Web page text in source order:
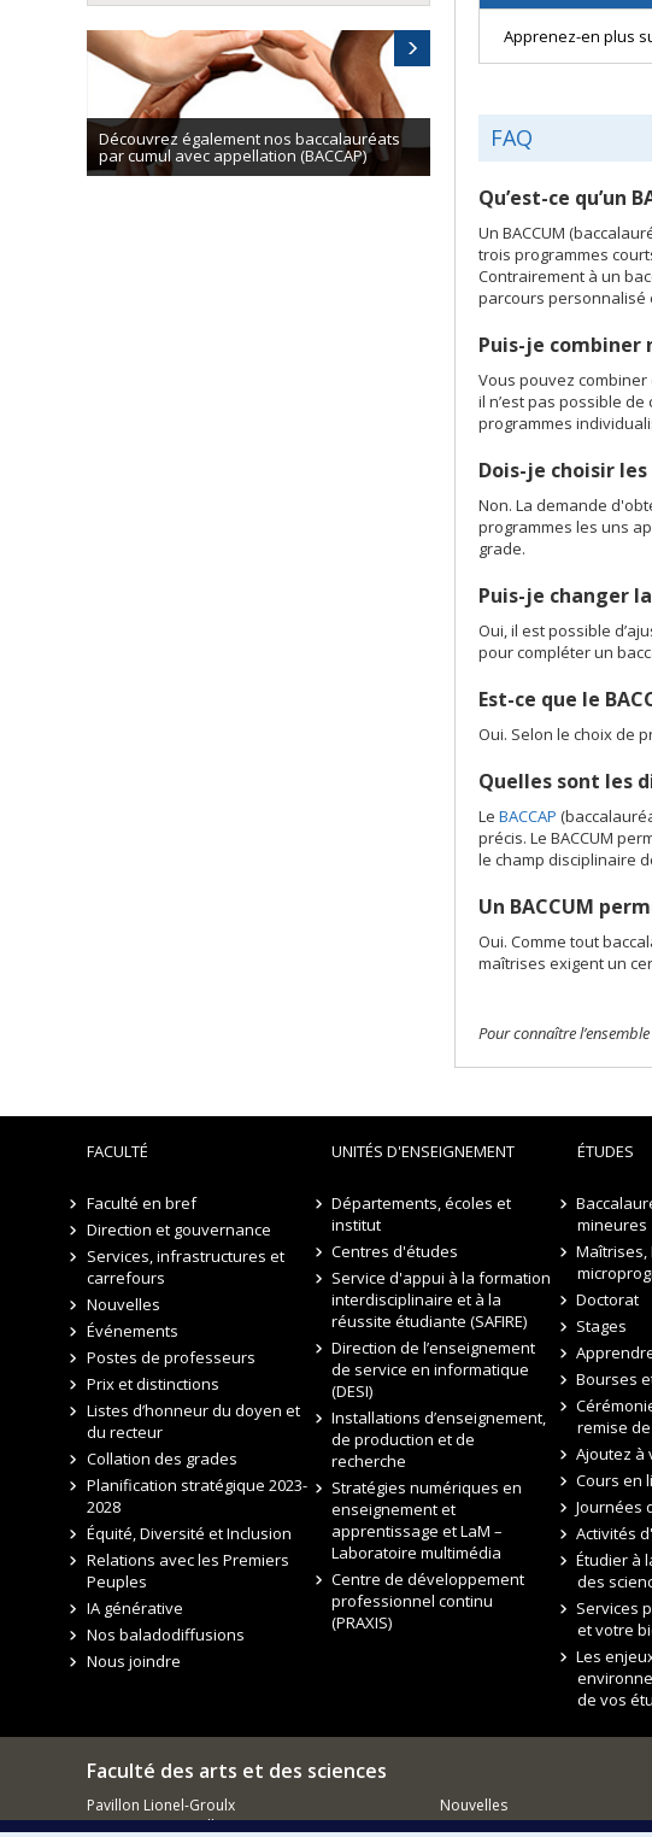
Apprenez-en plus
FAQ
Qu’est-ce qu’un
Un BACCUM
trois programmes
Contrairement à un
parcours personnalisé
Puis-je combiner
Vous pouvez
il n’est pas possible
programmes
Dois-je choisir
Non. La demande
programmes les uns
grade.
Puis-je changer
Oui, il est possible
pour compléter un
Est-ce que le
Oui. Selon le choix de
Quelles sont les
Le BACCAP
précis. Le BACCUM
le champ disciplinaire
Un BACCUM
Oui. Comme tout
maîtrises exigent un
Pour connaître
Découvrez également nos baccalauréats
par cumul avec appellation (BACCAP)
FACULTÉ
Faculté en bref
Direction et gouvernance
Services, infrastructures et
carrefours
Nouvelles
Événements
Postes de professeurs
Prix et distinctions
Listes d’honneur du doyen et
du recteur
Collation des grades
Planification stratégique 2023-
2028
Équité, Diversité et Inclusion
Relations avec les Premiers
Peuples
IA générative
Nos baladodiffusions
Nous joindre
UNITÉS D'ENSEIGNEMENT
Départements, écoles et
institut
Centres d'études
Service d'appui à la formation
interdisciplinaire et à la
réussite étudiante (SAFIRE)
Direction de l’enseignement
de service en informatique
(DESI)
Installations d’enseignement,
de production et de
recherche
Stratégies numériques en
enseignement et
apprentissage et LaM –
Laboratoire multimédia
Centre de développement
professionnel continu
(PRAXIS)
ÉTUDES
mineures
Maîtrises,
Doctorat
Stages
Bourses
remise
Ajoutez à
Cours en
Journées
Activités
Étudier à
des
Services
et votre
Les
de vos
Faculté des arts et des sciences
Pavillon Lionel-Groulx
3150, rue Jean-Brillant
Nouvelles